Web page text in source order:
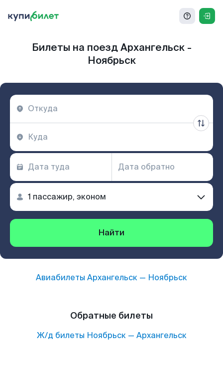
Билеты на поезд Архангельск -
Ноябрьск
Найти
Авиабилеты Архангельск — Ноябрьск
Обратные билеты
Ж/д билеты Ноябрьск— Архангельск